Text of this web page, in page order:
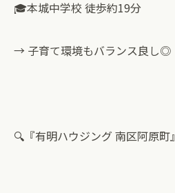
🎓本城中学校 徒歩約19分
→ 子育て環境もバランス良し◎
🔍『有明ハウジング 南区阿原町』